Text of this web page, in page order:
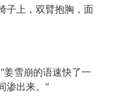
子上，双臂抱胸，面
雪崩的语速快了一
渗出来。"